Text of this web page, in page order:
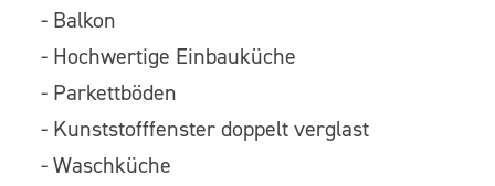
- Balkon
- Hochwertige Einbauküche
- Parkettböden
- Kunststofffenster doppelt verglast
- Waschküche